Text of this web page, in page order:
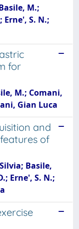
M.;
Erne', S. N.;
for
M.; Comani,
Gian Luca
and
of
Basile,
Erne', S. N.;